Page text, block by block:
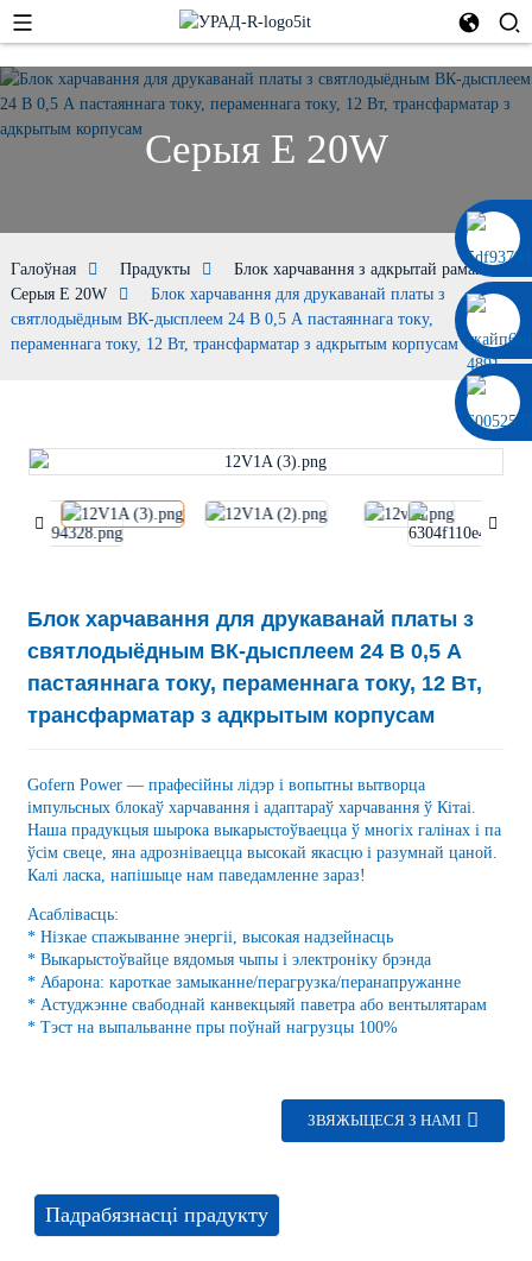
0086 13322920697
Серыя E 20W
Галоўная Прадукты
Блок харчавання з адкрытай рамай
Серыя E 20W
Блок харчавання для друкаванай платы з
святлодыёдным ВК-дысплеем 24 В 0,5 А пастаяннага току,
пераменнага току, 12 Вт, трансфарматар з адкрытым корпусам
Блок харчавання для друкаванай платы з
святлодыёдным ВК-дысплеем 24 В 0,5 А
пастаяннага току, пераменнага току, 12 Вт,
трансфарматар з адкрытым корпусам
Gofern Power — прафесійны лідэр і вопытны вытворца
імпульсных блокаў харчавання і адаптараў харчавання ў Кітаі.
Наша прадукцыя шырока выкарыстоўваецца ў многіх галінах і па
ўсім свеце, яна адрозніваецца высокай якасцю і разумнай цаной.
Калі ласка, напішыце нам паведамленне зараз!
Асаблівасць:
* Нізкае спажыванне энергіі, высокая надзейнасць
* Выкарыстоўвайце вядомыя чыпы і электроніку брэнда
* Абарона: кароткае замыканне/перагрузка/перанапружанне
* Астуджэнне свабоднай канвекцыяй паветра або вентылятарам
* Тэст на выпальванне пры поўнай нагрузцы 100%
ЗВЯЖЫЦЕСЯ З НАМІ
Падрабязнасці прадукту